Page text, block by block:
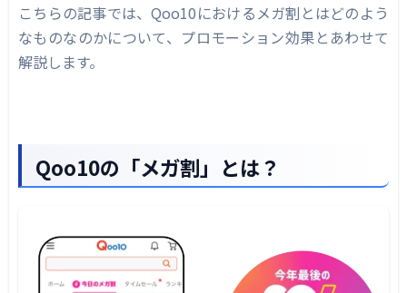
注文の精算時に確認する方法
SNSでのプロモーション
入り口となる商品を選定する
レビューをためる
まとめ｜メガ割はスタートにすぎない
こちらの記事では、Qoo10におけるメガ割とはどのよう
なものなのかについて、プロモーション効果とあわせて
解説します。
Qoo10の「メガ割」とは？